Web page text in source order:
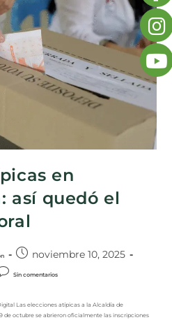
en
así quedó el
noviembre 10, 2025
Sin comentarios
Las elecciones atípicas a la Alcaldía de
de octubre se abrieron oficialmente las inscripciones